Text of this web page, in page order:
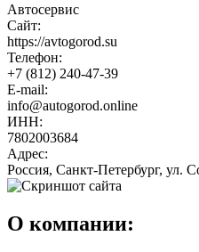
Автосервис
Сайт:
https://avtogorod.su
Телефон:
+7 (812) 240-47-39
E-mail:
info@autogorod.online
ИНН:
7802003684
Адрес:
Россия, Санкт-Петербург, ул.
О компании: